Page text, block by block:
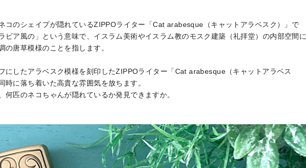
コのシェイプが隠れているZIPPOライター「Cat arabesque（キャットアラベスク）」で
ビア風の」という意味で、イスラム美術やイスラム教のモスク建築（礼拝堂）の内部空間に
の唐草模様のことを指します。
にしたアラベスク模様を刻印したZIPPOライター「Cat arabesque（キャットアラベス
時に落ち着いた高貴な雰囲気を放ちます。
何匹のネコちゃんが隠れているか発見できますか。